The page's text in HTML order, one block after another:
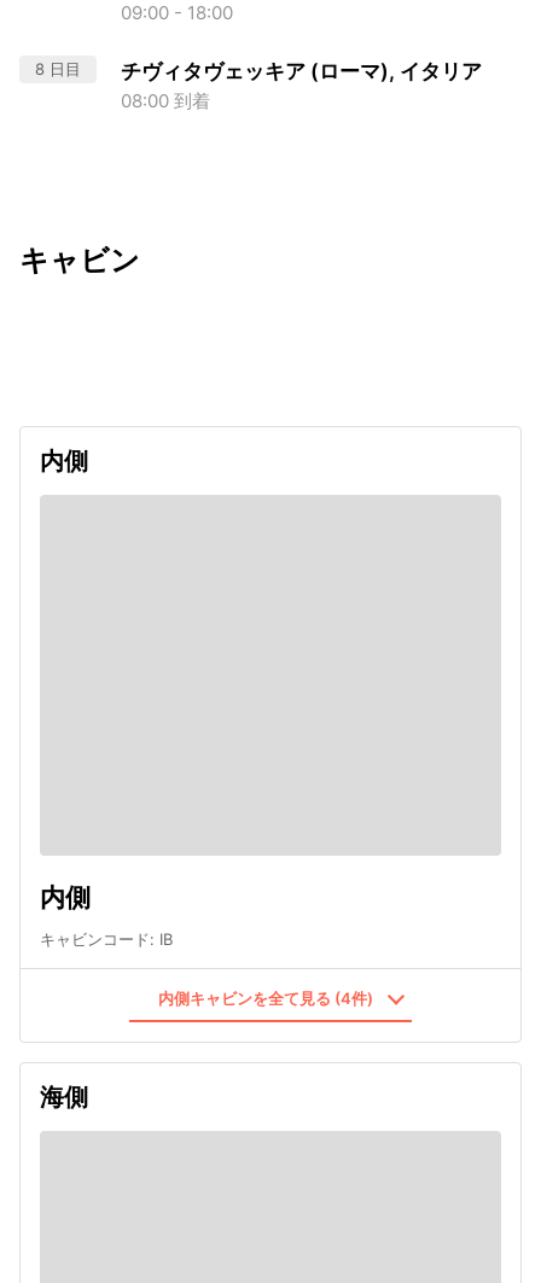
09:00 - 18:00
8 日目 チヴィタヴェッキア (ローマ), イタリア
08:00 到着
キャビン
内側
内側
キャビンコード: IB
内側キャビンを全て見る (4件)
海側